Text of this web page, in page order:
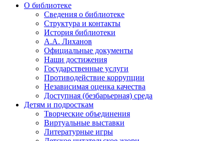
О библиотеке
Сведения о библиотеке
Структура и контакты
История библиотеки
А.А. Лиханов
Официальные документы
Наши достижения
Государственные услуги
Противодействие коррупции
Независимая оценка качества
Доступная (безбарьерная) среда
Детям и подросткам
Творческие объединения
Виртуальные выставки
Литературные игры